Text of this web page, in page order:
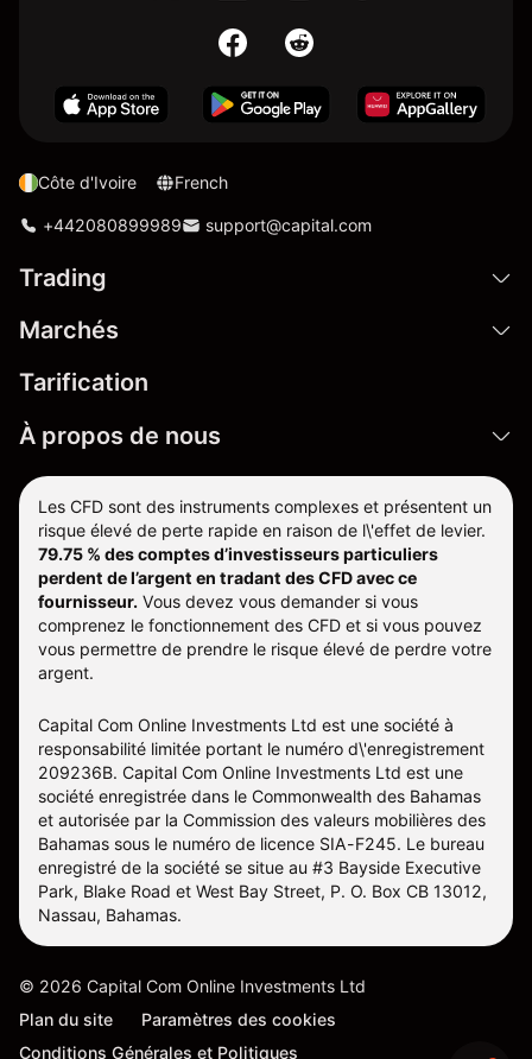
Côte d'Ivoire French
+442080899989 support@capital.com
Trading
Marchés
Tarification
À propos de nous
Les CFD sont des instruments complexes et présentent un
risque élevé de perte rapide en raison de l\'effet de levier.
79.75 % des comptes d’investisseurs particuliers
perdent de l’argent en tradant des CFD avec ce
fournisseur. Vous devez vous demander si vous
comprenez le fonctionnement des CFD et si vous pouvez
vous permettre de prendre le risque élevé de perdre votre
argent.
Capital Com Online Investments Ltd est une société à
responsabilité limitée portant le numéro d\'enregistrement
209236B. Capital Com Online Investments Ltd est une
société enregistrée dans le Commonwealth des Bahamas
et autorisée par la Commission des valeurs mobilières des
Bahamas sous le numéro de licence SIA-F245. Le bureau
enregistré de la société se situe au #3 Bayside Executive
Park, Blake Road et West Bay Street, P. O. Box CB 13012,
Nassau, Bahamas.
© 2026 Capital Com Online Investments Ltd
Plan du site
Paramètres des cookies
Conditions Générales et Politiques